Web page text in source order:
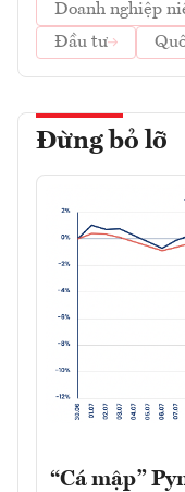
Doanh nghiệp
Đầu tư
Đừng bỏ lỡ
“Cá mập”